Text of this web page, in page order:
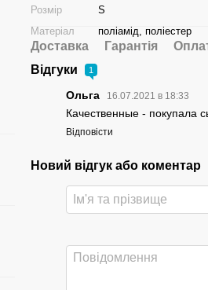
Розмір
S
Матеріал
поліамід, поліестер
Доставка Гарантія
Відгуки
1
Ольга 16.07.2021 в 18:33
Качественные - покупала
Відповісти
Новий відгук або коментар